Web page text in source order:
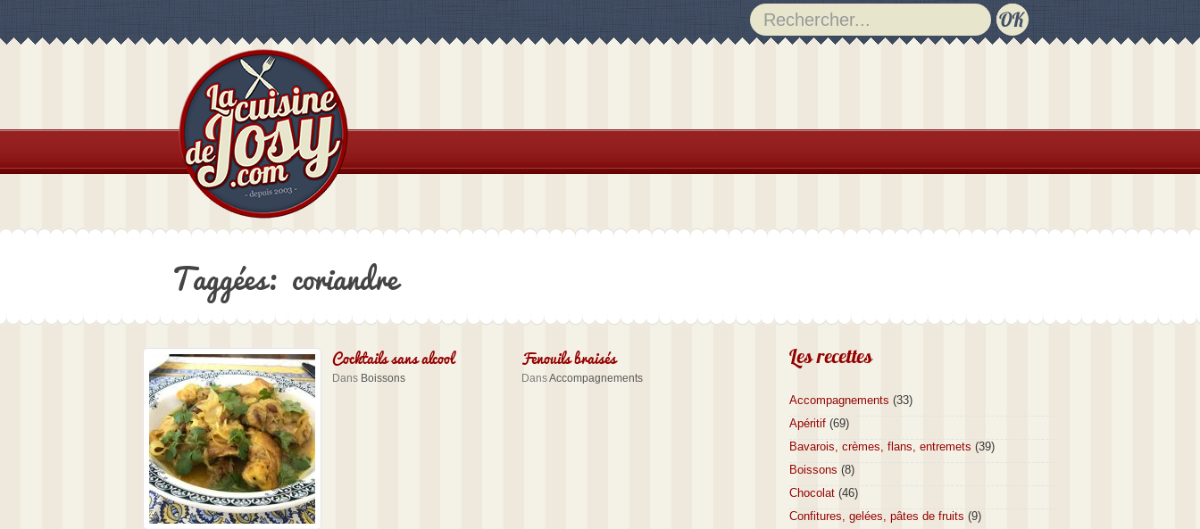
Taggées: coriandre
Cocktails sans alcool
Dans Boissons
Fenouils braisés
DansAccompagnements
Les recettes
Accompagnements (33)
Apéritif (69)
Bavarois, crèmes, flans, entremets (39)
Boissons (8)
Chocolat (46)
Confitures, gelées, pâtes de fruits (9)